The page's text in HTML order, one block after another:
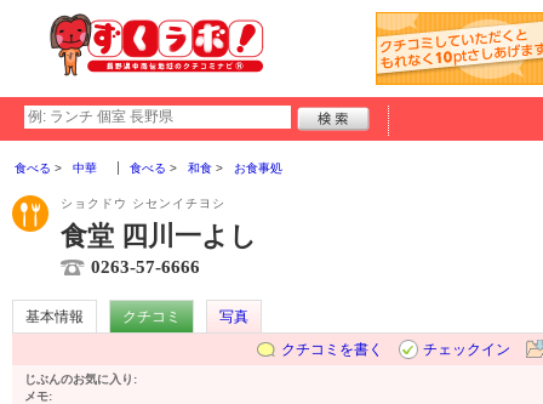
食べる 中華 食べる 和食 お食事処
ショクドウ シセンイチヨシ
食堂 四川一よし
0263-57-6666
基本情報 クチコミ
写真
クチコミを書く
チェックイン
じぶんのお気に入り:
メモ: